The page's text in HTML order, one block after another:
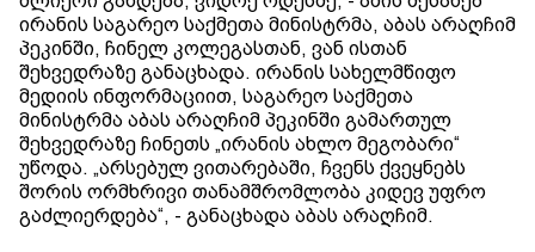
ირანის საგარეო საქმეთა მინისტრმა, აბას არაღჩიმ
პეკინში, ჩინელ კოლეგასთან, ვან ისთან
შეხვედრაზე განაცხადა. ირანის სახელმწიფო
მედიის ინფორმაციით, საგარეო საქმეთა
მინისტრმა აბას არაღჩიმ პეკინში გამართულ
შეხვედრაზე ჩინეთს „ირანის ახლო მეგობარი“
უწოდა. „არსებულ ვითარებაში, ჩვენს ქვეყნებს
შორის ორმხრივი თანამშრომლობა კიდევ უფრო
გაძლიერდება“, - განაცხადა აბას არაღჩიმ.